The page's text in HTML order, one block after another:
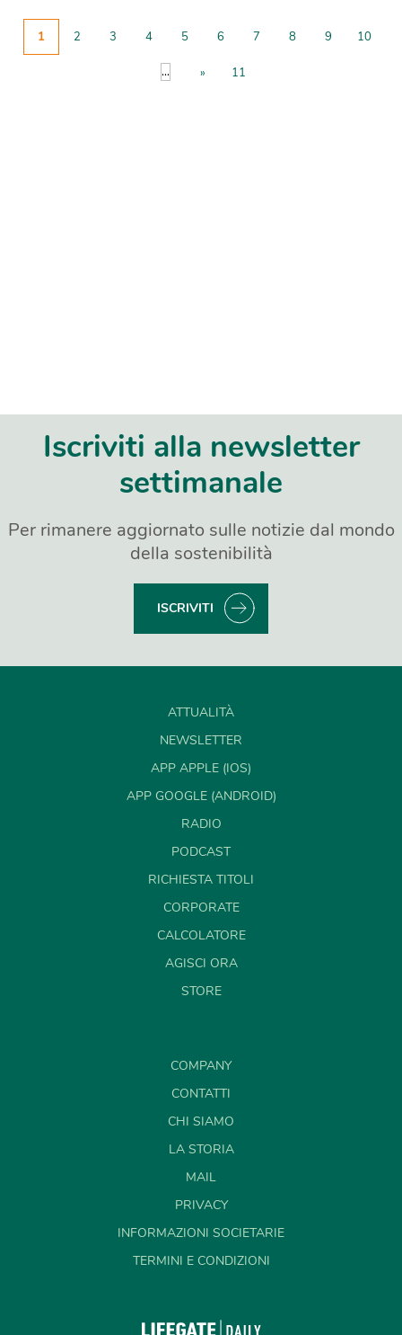
1 2 3 4 5 6 7 8 9 10
... » 11
Iscriviti alla newsletter
settimanale
Per rimanere aggiornato sulle notizie dal mondo
della sostenibilità
ISCRIVITI
ATTUALITÀ
NEWSLETTER
APP APPLE (IOS)
APP GOOGLE (ANDROID)
RADIO
PODCAST
RICHIESTA TITOLI
CORPORATE
CALCOLATORE
AGISCI ORA
STORE
COMPANY
CONTATTI
CHI SIAMO
LA STORIA
MAIL
PRIVACY
INFORMAZIONI SOCIETARIE
TERMINI E CONDIZIONI